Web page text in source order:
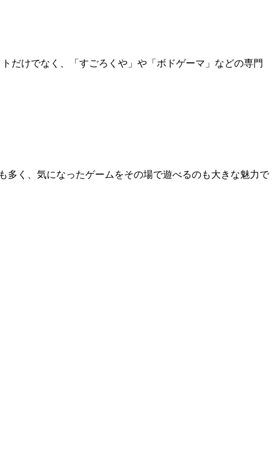
だけでなく、「すごろくや」や「ボドゲーマ」などの専門
く、気になったゲームをその場で遊べるのも大きな魅力で